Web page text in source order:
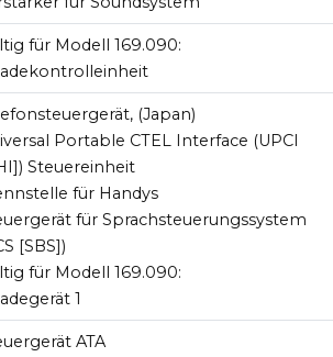
für Modell 169.090:
(Japan)
Portable CTEL Interface (UPCI
Steuereinheit
für Handys
für Sprachsteuerungssystem
[SBS])
für Modell 169.090:
1
ATA